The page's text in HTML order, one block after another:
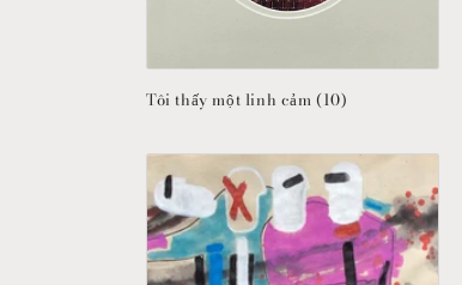
Tôi thấy một linh cảm (10)